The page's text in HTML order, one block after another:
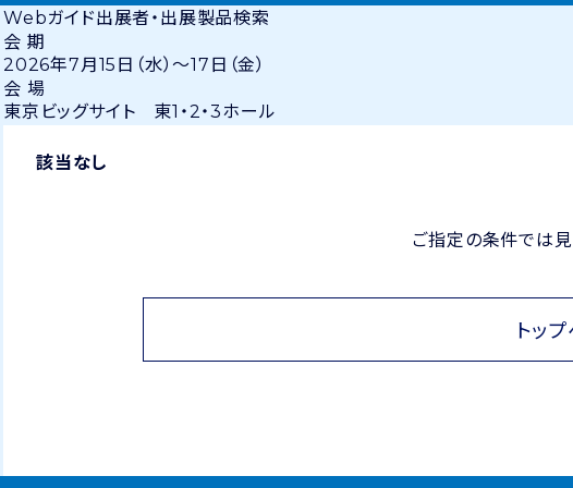
Webガイド出展者・出展製品検索
会 期
2026年7月15日（水）〜17日（金）
会 場
東京ビッグサイト 東1・2・3ホール
該当なし
ご指定の条件では見
トッ